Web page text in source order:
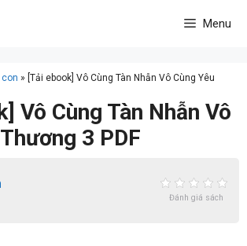
Menu
» [Tải ebook] Vô Cùng Tàn Nhẫn Vô Cùng Yêu
Vô Cùng Tàn Nhẫn Vô
3 PDF
Đánh giá sách